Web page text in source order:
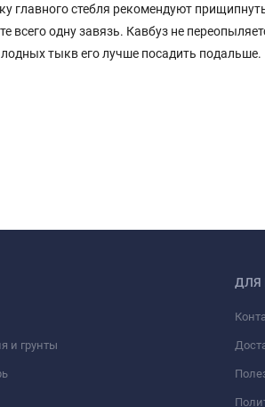
главного стебля рекомендуют
всего одну завязь. Кавбуз не
тыкв его лучше посадить подальше.
и грунты
ДЛЯ